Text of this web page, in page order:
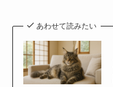
あわせて読みたい